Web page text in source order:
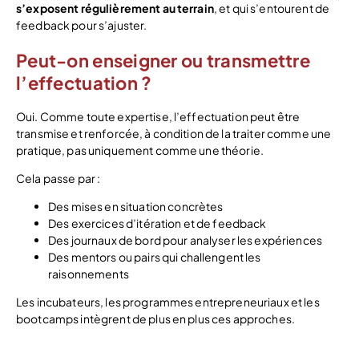
s’exposent régulièrement au terrain, et qui s’entourent de
feedback pour s’ajuster.
Peut-on enseigner ou transmettre
l’effectuation ?
Oui. Comme toute expertise, l’effectuation peut être
transmise et renforcée, à condition de la traiter comme une
pratique, pas uniquement comme une théorie.
Cela passe par :
Des mises en situation concrètes
Des exercices d’itération et de feedback
Des journaux de bord pour analyser les expériences
Des mentors ou pairs qui challengent les
raisonnements
Les incubateurs, les programmes entrepreneuriaux et les
bootcamps intègrent de plus en plus ces approches.